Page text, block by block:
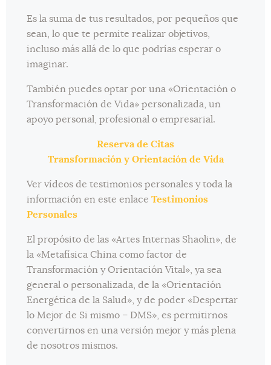
Es la suma de tus resultados, por pequeños que
sean, lo que te permite realizar objetivos,
incluso más allá de lo que podrías esperar o
imaginar.
También puedes optar por una «Orientación o
Transformación de Vida» personalizada, un
apoyo personal, profesional o empresarial.
Reserva de Citas
Transformación y Orientación de Vida
Ver vídeos de testimonios personales y toda la
información en este enlaceTestimonios
Personales
El propósito de las «Artes Internas Shaolin», de
la «Metafísica China como factor de
Transformación y Orientación Vital», ya sea
general o personalizada, de la «Orientación
Energética de la Salud», y de poder «Despertar
lo Mejor de Si mismo – DMS», es permitirnos
convertirnos en una versión mejor y más plena
de nosotros mismos.